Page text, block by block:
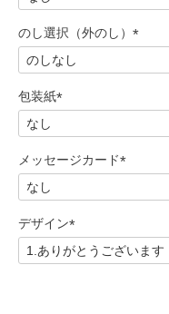
必
須
)
のし選択（外のし）
必
)
包装紙
必
)
メッセージカード
必
)
デザイン
(
必